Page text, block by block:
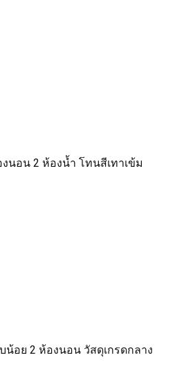
นอน 2 ห้องน้ำ โทนสีเทาเข้ม
น้อย 2 ห้องนอน วัสดุเกรดกลาง